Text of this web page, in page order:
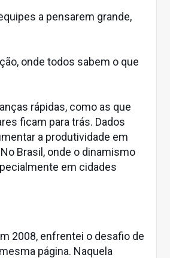
a pensarem grande,
onde todos sabem o que
rápidas, como as que
ficam para trás. Dados
a produtividade em
Brasil, onde o dinamismo
em cidades
2008, enfrentei o desafio de
página. Naquela